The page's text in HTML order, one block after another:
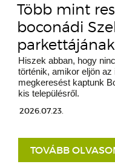
Több mint
boconádi
Hiszek abban, hogy
történik, amikor eljön az
megkeresést kaptunk
kis településről.
2026.07.23.
TOVÁBB